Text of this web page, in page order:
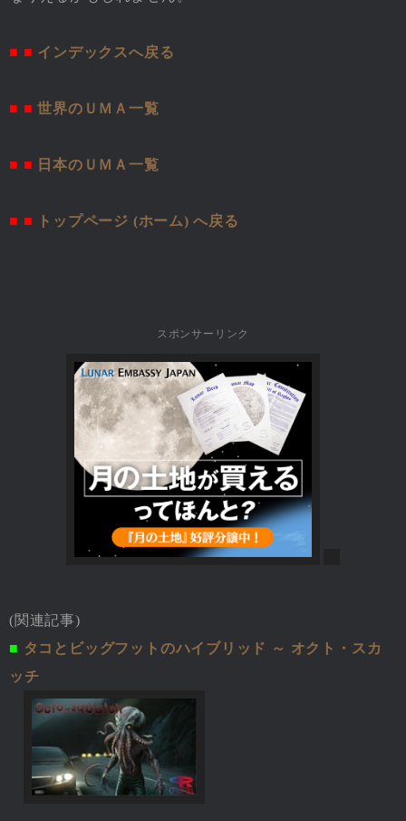
■ ■ インデックスへ戻る
■ ■ 世界のＵＭＡ一覧
■ ■ 日本のＵＭＡ一覧
■ ■ トップページ (ホーム) へ戻る
スポンサーリンク
(関連記事)
■ タコとビッグフットのハイブリッド ～ オクト・スカ
ッチ